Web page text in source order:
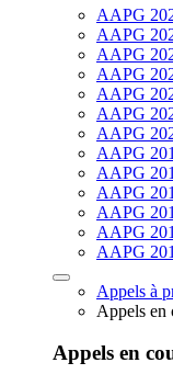
AAPG
AAPG
AAPG
AAPG
AAPG
AAPG
AAPG
AAPG
AAPG
AAPG
AAPG
AAPG
AAPG
Appels à
Appels en
Appels en